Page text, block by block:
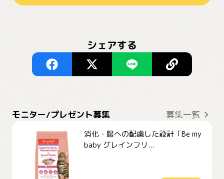
シェアする
モニター/プレゼント募集 募集一覧
消化・腸への配慮した設計「Be my
baby グレインフリ...